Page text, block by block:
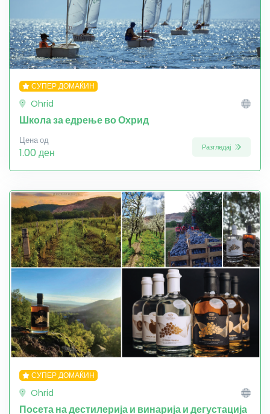
СУПЕР ДОМАЌИН
Ohrid
Школа за едрење во Охрид
Цена од
1.00 ден Разгледај
СУПЕР ДОМАЌИН
Ohrid
Посета на дестилерија и винарија и дегустација